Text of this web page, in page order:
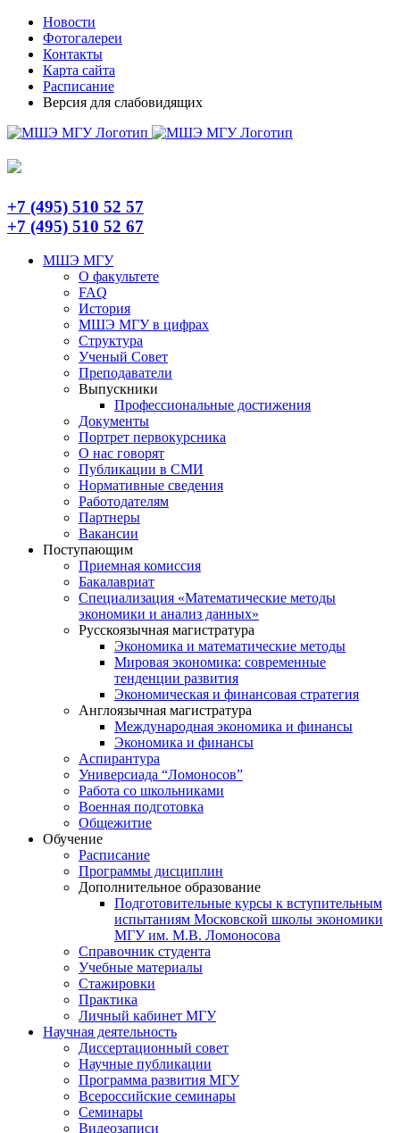
Skip
content
TelegramНовости
Фотогалереи
Контакты
Карта сайта
Расписание
Версия для слабовидящих
+7 (495) 510 52 57
+7 (495) 510 52 67
МШЭ МГУ
О факультете
FAQ
История
МШЭ МГУ в цифрах
Структура
Ученый Совет
Преподаватели
Выпускники
Профессиональные достижения
Документы
Портрет первокурсника
О нас говорят
Публикации в СМИ
Нормативные сведения
Работодателям
Партнеры
Вакансии
Поступающим
Приемная комиссия
Бакалавриат
Специализация «Математические методы
экономики и анализ данных»
Русскоязычная магистратура
Экономика и математические методы
Мировая экономика: современные
тенденции развития
Экономическая и финансовая стратегия
Англоязычная магистратура
Международная экономика и финансы
Экономика и финансы
Аспирантура
Универсиада “Ломоносов”
Работа со школьниками
Военная подготовка
Общежитие
Обучение
Расписание
Программы дисциплин
Дополнительное образование
Подготовительные курсы к вступительным
испытаниям Московской школы экономики
МГУ им. М.В. Ломоносова
Справочник студента
Учебные материалы
Стажировки
Практика
Личный кабинет МГУ
Научная деятельность
Диссертационный совет
Научные публикации
Программа развития МГУ
Всероссийские семинары
Семинары
Видеозаписи